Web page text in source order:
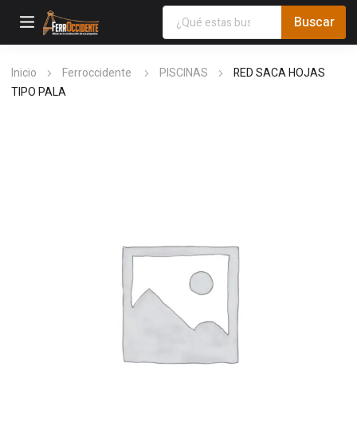
Inicio Ferroccidente PISCINAS
RED SACA HOJAS
TIPO PALA